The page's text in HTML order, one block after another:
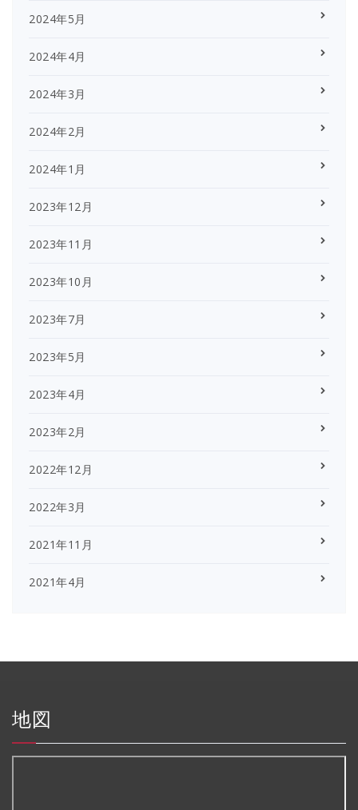
2024年5月
2024年4月
2024年3月
2024年2月
2024年1月
2023年12月
2023年11月
2023年10月
2023年7月
2023年5月
2023年4月
2023年2月
2022年12月
2022年3月
2021年11月
2021年4月
地図